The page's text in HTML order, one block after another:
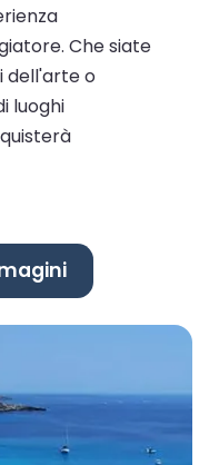
Che siate
dell'arte o
luoghi